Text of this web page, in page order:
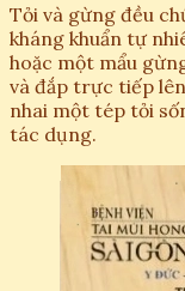
Tỏi và gừng đều
kháng khuẩn tự
hoặc một mẩu
và đắp trực tiếp
nhai một tép tỏi
tác dụng.